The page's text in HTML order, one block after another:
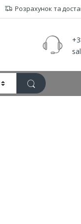
Розрахунок та